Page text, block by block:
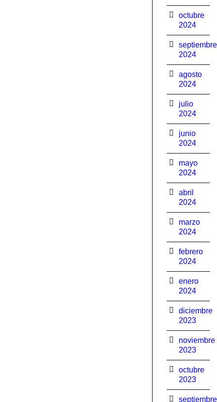
octubre
2024
septiembre
2024
agosto
2024
julio
2024
junio
2024
mayo
2024
abril
2024
marzo
2024
febrero
2024
enero
2024
diciembre
2023
noviembre
2023
octubre
2023
septiembre